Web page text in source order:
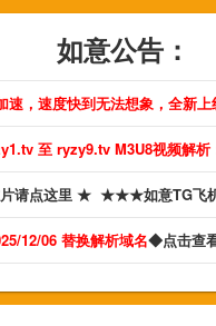
如意公告：
速，速度快到无法想象，全新上
至 ryzy9.tv M3U8视频解析
请点这里 ★ ★★★如意TG
12/06 替换解析域名◆点击查